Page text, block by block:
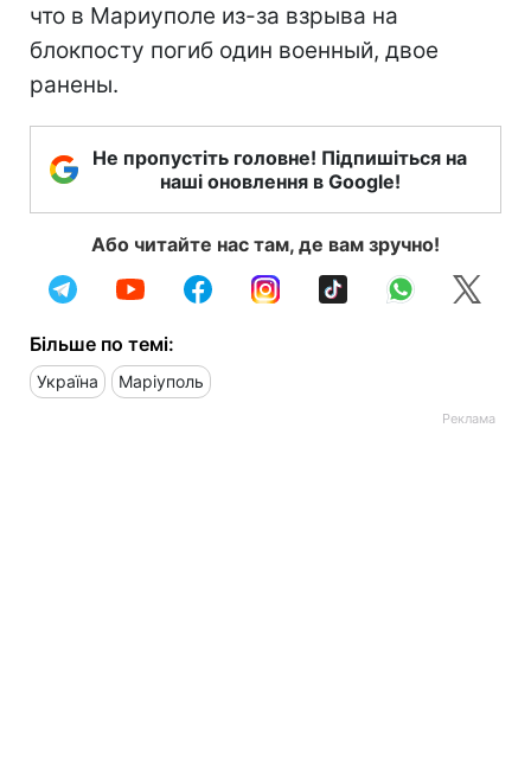
что в Мариуполе из-за взрыва на
блокпосту погиб один военный, двое
ранены.
Не пропустіть головне! Підпишіться на
наші оновлення в Google!
Або читайте нас там, де вам зручно!
Більше по темі:
Україна Маріуполь